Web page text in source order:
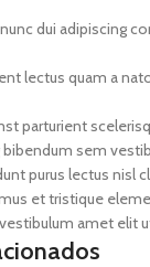
dui adipiscing
lectus quam a
parturient
sem
purus lectus nisl
et tristique
amet elit